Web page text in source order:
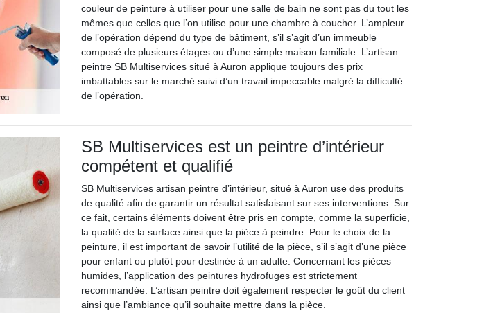
couleur de peinture à utiliser pour une salle de bain ne sont pas du tout les
mêmes que celles que l’on utilise pour une chambre à coucher. L’ampleur
de l’opération dépend du type de bâtiment, s’il s’agit d’un immeuble
composé de plusieurs étages ou d’une simple maison familiale. L’artisan
peintre SB Multiservices situé à Auron applique toujours des prix
imbattables sur le marché suivi d’un travail impeccable malgré la difficulté
de l’opération.
SB Multiservices est un peintre d’intérieur
compétent et qualifié
SB Multiservices artisan peintre d’intérieur, situé à Auron use des produits
de qualité afin de garantir un résultat satisfaisant sur ses interventions. Sur
ce fait, certains éléments doivent être pris en compte, comme la superficie,
la qualité de la surface ainsi que la pièce à peindre. Pour le choix de la
peinture, il est important de savoir l’utilité de la pièce, s’il s’agit d’une pièce
pour enfant ou plutôt pour destinée à un adulte. Concernant les pièces
humides, l’application des peintures hydrofuges est strictement
recommandée. L’artisan peintre doit également respecter le goût du client
ainsi que l’ambiance qu’il souhaite mettre dans la pièce.